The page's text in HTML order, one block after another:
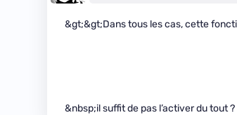
&gt;&gt;Dans tous les cas, cette
&nbsp;il suffit de pas l’activer du tout ?